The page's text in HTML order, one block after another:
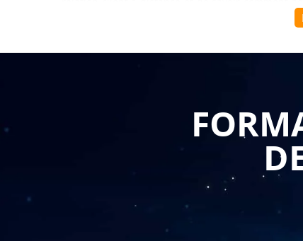
n'y a pas de contact physique, la
communication à distance tels que les mails, les
Les participants apprendront à utiliser ces
les clients, en leur offrant un service de qualité.
En outre, la formation aborde également la
dans la relation client à distance. Les
demandes de remboursement de manière